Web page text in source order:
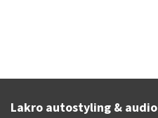
Lakro autostyling & audio